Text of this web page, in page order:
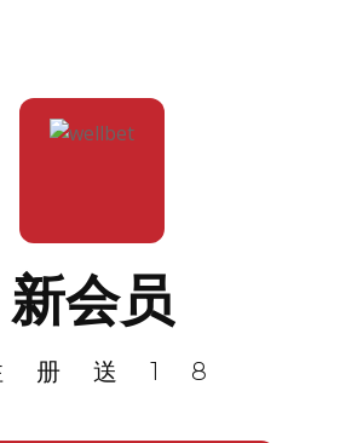
新会员
册送18